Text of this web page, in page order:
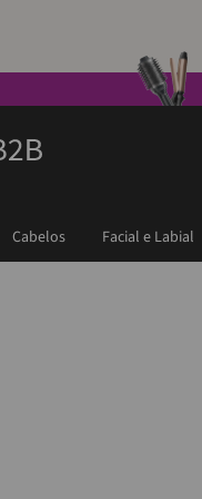
Cabelos Facial e Labial